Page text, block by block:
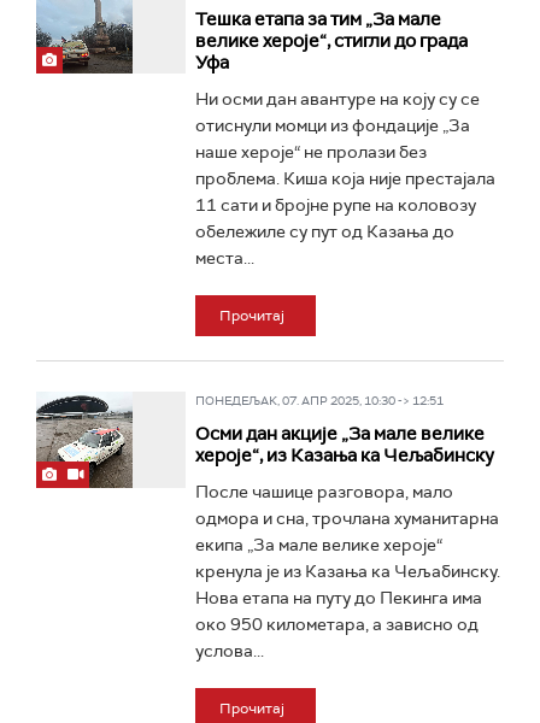
Тешка етапа за тим „За мале
велике хероје“, стигли до града
Уфа
Ни осми дан авантуре на коју су се
отиснули момци из фондације „За
наше хероје“ не пролази без
проблема. Киша која није престајала
11 сати и бројне рупе на коловозу
обележиле су пут од Казања до
места...
Прочитај
ПОНЕДЕЉАК, 07. АПР 2025, 10:30 -> 12:51
Осми дан акције „За мале велике
хероје“, из Казања ка Чељабинску
После чашице разговора, мало
одмора и сна, трочлана хуманитарна
екипа „За мале велике хероје“
кренула је из Казања ка Чељабинску.
Нова етапа на путу до Пекинга има
око 950 километара, а зависно од
услова...
Прочитај